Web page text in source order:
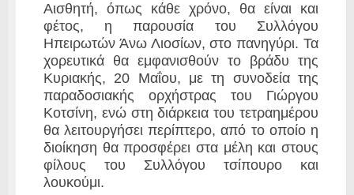
Αισθητή, όπως κάθε χρόνο, θα είναι και
φέτος, η παρουσία του Συλλόγου
Ηπειρωτών Άνω Λιοσίων, στο πανηγύρι. Τα
χορευτικά θα εμφανισθούν το βράδυ της
Κυριακής, 20 Μαΐου, με τη συνοδεία της
παραδοσιακής ορχήστρας του Γιώργου
Κοτσίνη, ενώ στη διάρκεια του τετραημέρου
θα λειτουργήσει περίπτερο, από το οποίο η
διοίκηση θα προσφέρει στα μέλη και στους
φίλους του Συλλόγου τσίπουρο και
λουκούμι.